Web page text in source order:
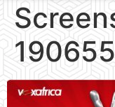
190655